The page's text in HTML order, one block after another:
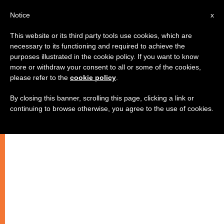
كيف يواجه مسيحيّو العراق الشتاء؟
خدمات الإغاثة للمهجّرين
x
Notice
This website or its third party tools use cookies, which are
necessary to its functioning and required to achieve the
purposes illustrated in the cookie policy. If you want to know
more or withdraw your consent to all or some of the cookies,
please refer to the cookie policy
By closing this banner, scrolling this page, clicking a link or
continuing to browse otherwise, you agree to the use of cookies.